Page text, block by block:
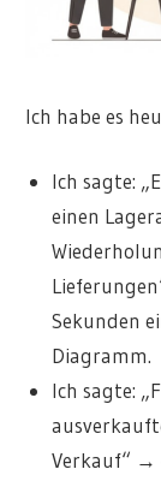
Ich habe es
Ich sagte:
einen
Sekunden
Diagramm.
Ich sagte:
Verkauf“ →